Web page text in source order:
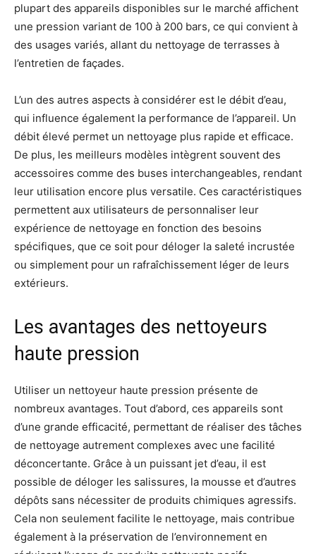
plupart des appareils disponibles sur le marché affichent
une pression variant de 100 à 200 bars, ce qui convient à
des usages variés, allant du nettoyage de terrasses à
l’entretien de façades.
L’un des autres aspects à considérer est le débit d’eau,
qui influence également la performance de l’appareil. Un
débit élevé permet un nettoyage plus rapide et efficace.
De plus, les meilleurs modèles intègrent souvent des
accessoires comme des buses interchangeables, rendant
leur utilisation encore plus versatile. Ces caractéristiques
permettent aux utilisateurs de personnaliser leur
expérience de nettoyage en fonction des besoins
spécifiques, que ce soit pour déloger la saleté incrustée
ou simplement pour un rafraîchissement léger de leurs
extérieurs.
Les avantages des nettoyeurs
haute pression
Utiliser un nettoyeur haute pression présente de
nombreux avantages. Tout d’abord, ces appareils sont
d’une grande efficacité, permettant de réaliser des tâches
de nettoyage autrement complexes avec une facilité
déconcertante. Grâce à un puissant jet d’eau, il est
possible de déloger les salissures, la mousse et d’autres
dépôts sans nécessiter de produits chimiques agressifs.
Cela non seulement facilite le nettoyage, mais contribue
également à la préservation de l’environnement en